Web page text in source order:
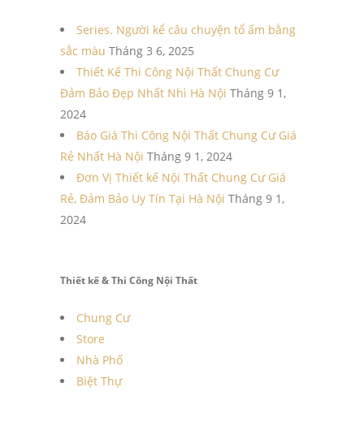
Series. Người kể câu chuyện tổ ấm bằng
sắc màu Tháng 3 6, 2025
Thiết Kế Thi Công Nội Thất Chung Cư
Đảm Bảo Đẹp Nhất Nhì Hà Nội Tháng 9 1,
2024
Báo Giá Thi Công Nội Thất Chung Cư Giá
Rẻ Nhất Hà Nội Tháng 9 1, 2024
Đơn Vị Thiết kế Nội Thất Chung Cư Giá
Rẻ, Đảm Bảo Uy Tín Tại Hà Nội Tháng 9 1,
2024
Thiết kế & Thi Công Nội Thất
Chung Cư
Store
Nhà Phố
Biệt Thự